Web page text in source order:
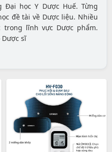
học Y Dược Huế. Từng
đề tài về Dược liệu. Nhiều
trong lĩnh vực Dược phẩm.
sĩ